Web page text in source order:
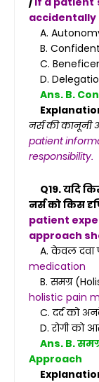
accidentally
A.
B.
C.
D.
Ans. B.
नर्स की कानूनी
patient
responsibility.
Q19. यदि
नर्स को किस
patient
approach
A. केवल दवा
medication
B. समग्र
holistic pain
C. दर्द को
D. रोगी को
Ans. B.
Approach